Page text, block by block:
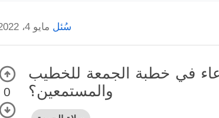
سُئل مايو 4، 2022
0
في خطبة الجمعة للخطيب
والمستمعين؟